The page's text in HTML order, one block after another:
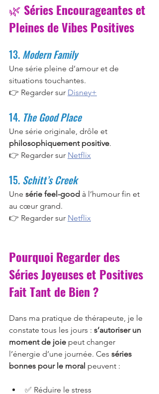
🌿 Séries Encourageantes et
Pleines de Vibes Positives
13. Modern Family
Une série pleine d’amour et de
situations touchantes.
👉 Regarder sur Disney+
14. The Good Place
Une série originale, drôle et
philosophiquement positive.
👉 Regarder sur Netflix
15. Schitt’s Creek
Une série feel-good à l’humour fin et
au cœur grand.
👉 Regarder sur Netflix
Pourquoi Regarder des
Séries Joyeuses et Positives
Fait Tant de Bien ?
Dans ma pratique de thérapeute, je le
constate tous les jours : s’autoriser un
moment de joie peut changer
l’énergie d’une journée. Ces séries
bonnes pour le moral peuvent :
✅ Réduire le stress